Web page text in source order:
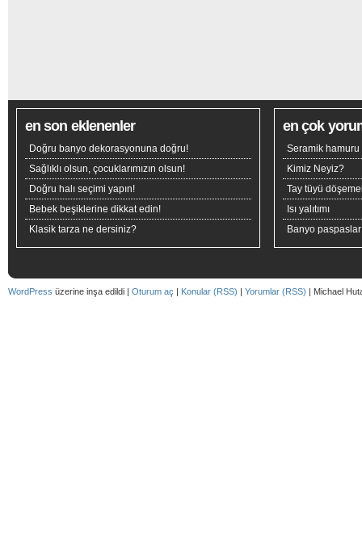
en son eklenenler
Doğru banyo dekorasyonuna doğru!
Sağlıklı olsun, çocuklarımızın olsun!
Doğru halı seçimi yapın!
Bebek beşiklerine dikkat edin!
Klasik tarza ne dersiniz?
en çok
Seramik hamuru
Kimiz Neyiz?
Tay tüyü
Isı yalıtımı
Banyo
WordPress üzerine inşa edildi | Oturum aç | Konular (RSS) | Yorumlar (RSS) | Michael